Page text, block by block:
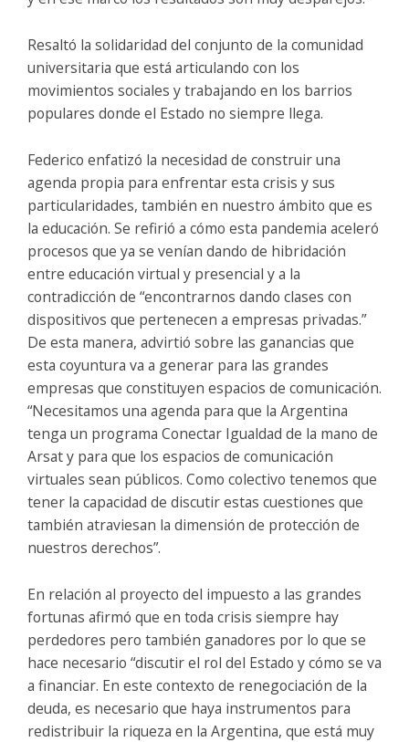
Resaltó la solidaridad del conjunto de la comunidad
universitaria que está articulando con los
movimientos sociales y trabajando en los barrios
populares donde el Estado no siempre llega.
Federico enfatizó la necesidad de construir una
agenda propia para enfrentar esta crisis y sus
particularidades, también en nuestro ámbito que es
la educación. Se refirió a cómo esta pandemia aceleró
procesos que ya se venían dando de hibridación
entre educación virtual y presencial y a la
contradicción de “encontrarnos dando clases con
dispositivos que pertenecen a empresas privadas.”
De esta manera, advirtió sobre las ganancias que
esta coyuntura va a generar para las grandes
empresas que constituyen espacios de comunicación.
“Necesitamos una agenda para que la Argentina
tenga un programa Conectar Igualdad de la mano de
Arsat y para que los espacios de comunicación
virtuales sean públicos. Como colectivo tenemos que
tener la capacidad de discutir estas cuestiones que
también atraviesan la dimensión de protección de
nuestros derechos”.
En relación al proyecto del impuesto a las grandes
fortunas afirmó que en toda crisis siempre hay
perdedores pero también ganadores por lo que se
hace necesario “discutir el rol del Estado y cómo se va
a financiar. En este contexto de renegociación de la
deuda, es necesario que haya instrumentos para
redistribuir la riqueza en la Argentina, que está muy